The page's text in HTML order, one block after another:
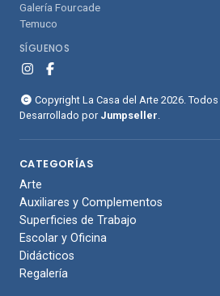
Galería Fourcade
Temuco
SÍGUENOS
Copyright La Casa del Arte 2026.
Desarrollado por Jumpseller.
CATEGORÍAS
Arte
Auxiliares y Complementos
Superficies de Trabajo
Escolar y Oficina
Didácticos
Regalería